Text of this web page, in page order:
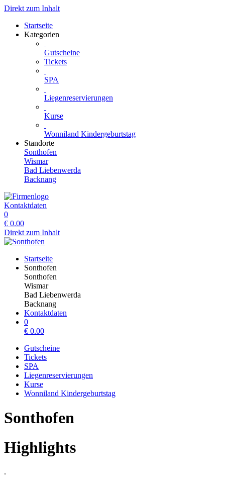
Direkt zum Inhalt
Startseite
Kategorien
Gutscheine
Tickets
SPA
Liegenreservierungen
Kurse
Wonniland Kindergeburtstag
Standorte
Sonthofen
Wismar
Bad Liebenwerda
Backnang
Kontaktdaten
0
€ 0.00
Direkt zum Inhalt
Startseite
Sonthofen
Sonthofen
Wismar
Bad Liebenwerda
Backnang
Kontaktdaten
0
€ 0.00
Gutscheine
Tickets
SPA
Liegenreservierungen
Kurse
Wonniland Kindergeburtstag
Sonthofen
Highlights
.